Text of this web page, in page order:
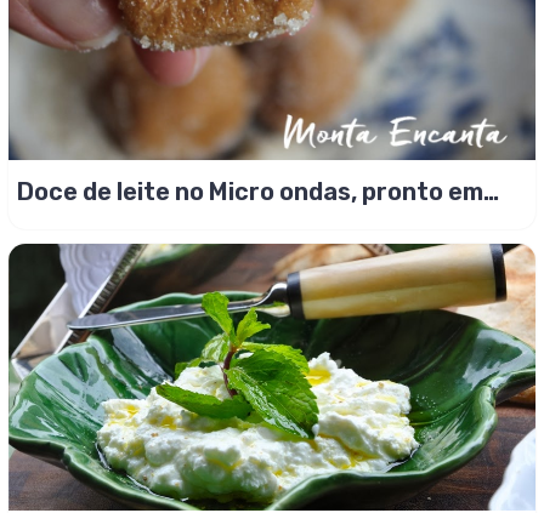
Doce de leite no Micro ondas, pronto em